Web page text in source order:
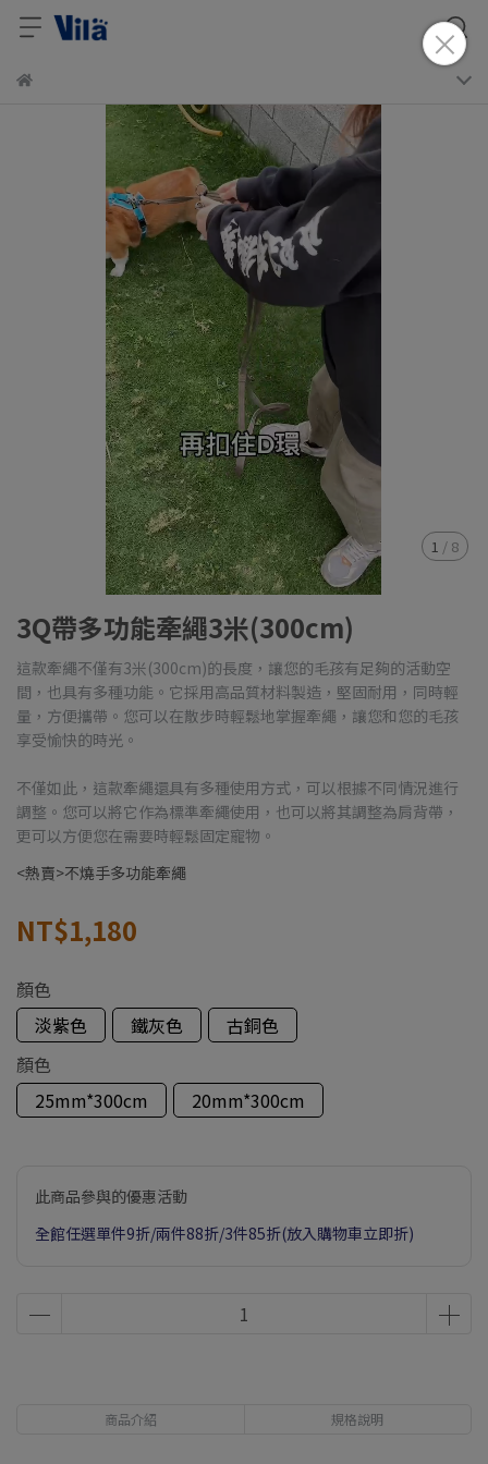
1 / 8
3Q帶多功能牽繩3米(300cm)
這款牽繩不僅有3米(300cm)的長度，讓您的毛孩有足夠的活動空
間，也具有多種功能。它採用高品質材料製造，堅固耐用，同時輕
量，方便攜帶。您可以在散步時輕鬆地掌握牽繩，讓您和您的毛孩
享受愉快的時光。
不僅如此，這款牽繩還具有多種使用方式，可以根據不同情況進行
調整。您可以將它作為標準牽繩使用，也可以將其調整為肩背帶，
更可以方便您在需要時輕鬆固定寵物。
<熱賣>不燒手多功能牽繩
NT$1,180
顏色
淡紫色
鐵灰色
古銅色
顏色
25mm*300cm
20mm*300cm
此商品參與的優惠活動
全館任選單件9折/兩件88折/3件85折(放入購物車立即折)
商品介紹 規格說明